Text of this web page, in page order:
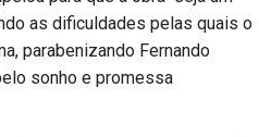
as dificuldades pelas quais o
parabenizando Fernando
sonho e promessa